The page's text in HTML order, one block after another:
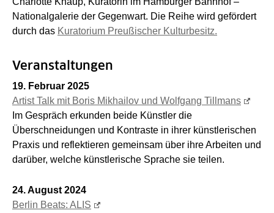
Nationalgalerie der Gegenwart. Die Reihe wird gefördert
durch das Kuratorium Preußischer Kulturbesitz.
Veranstaltungen
19. Februar 2025
Artist Talk mit Boris Mikhailov und Wolfgang Tillmans
Im Gespräch erkunden beide Künstler die
Überschneidungen und Kontraste in ihrer künstlerischen
Praxis und reflektieren gemeinsam über ihre Arbeiten und
darüber, welche künstlerische Sprache sie teilen.
24. August 2024
Berlin Beats: ALIS